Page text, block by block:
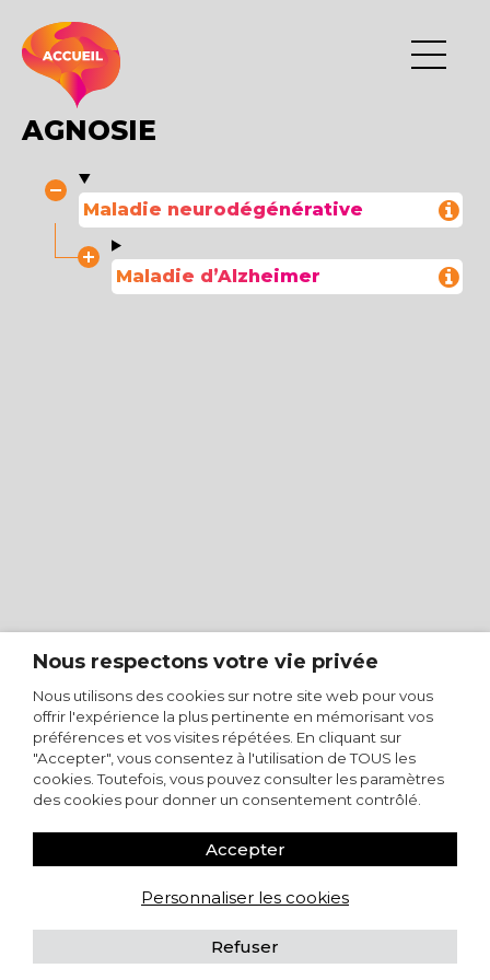
AGNOSIE
Maladie neurodégénérative
Maladie d’Alzheimer
Nous respectons votre vie privée
Nous utilisons des cookies sur notre site web pour vous
offrir l'expérience la plus pertinente en mémorisant vos
préférences et vos visites répétées. En cliquant sur
"Accepter", vous consentez à l'utilisation de TOUS les
cookies. Toutefois, vous pouvez consulter les paramètres
des cookies pour donner un consentement contrôlé.
Personnaliser les cookies
Refuser
Accepter